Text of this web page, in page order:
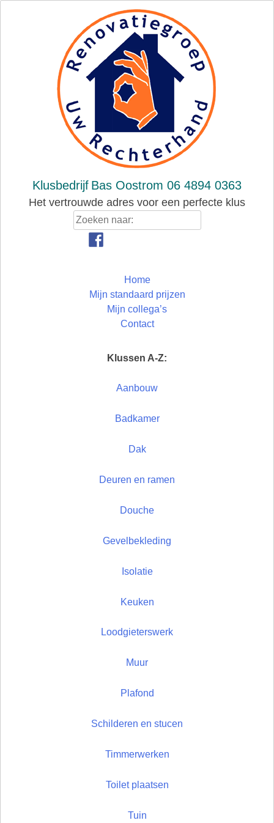
Klusbedrijf Bas Oostrom 06 4894 0363
Het vertrouwde adres voor een perfecte klus
Home
Mijn standaard prijzen
Mijn collega’s
Contact
Klussen A-Z:
Aanbouw
Badkamer
Dak
Deuren en ramen
Douche
Gevelbekleding
Isolatie
Keuken
Loodgieterswerk
Muur
Plafond
Schilderen en stucen
Timmerwerken
Toilet plaatsen
Tuin